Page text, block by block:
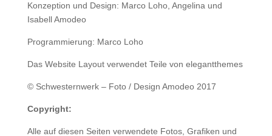
Konzeption und Design: Marco Loho, Angelina und
Isabell Amodeo
Programmierung: Marco Loho
Das Website Layout verwendet Teile von elegantthemes
© Schwesternwerk – Foto / Design Amodeo 2017
Copyright:
Alle auf diesen Seiten verwendete Fotos, Grafiken und